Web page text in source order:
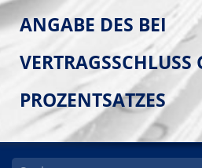
ANGABE DES BEI
VERTRAGSSCHLUSS
PROZENTSATZES